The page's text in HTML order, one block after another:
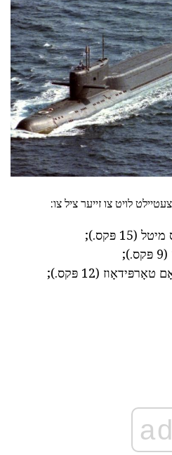
לויט צו זייער ציל צו:
פּקס.);
(12 פּקס.);
ad